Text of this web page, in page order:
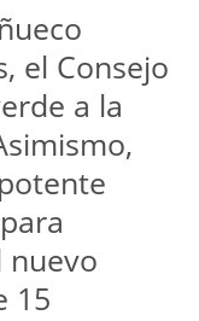
el Consejo
a la
nuevo
15